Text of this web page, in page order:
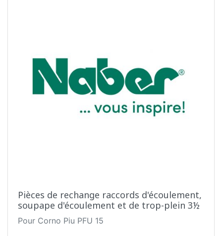
Pièces de rechange raccords d'écoulement,
soupape d'écoulement et de trop-plein 3½
Pour Corno Piu PFU 15